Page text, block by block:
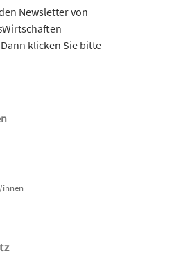
Newsletter von
Wirtschaften
klicken Sie bitte